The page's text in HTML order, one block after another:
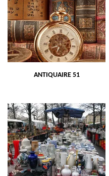
ANTIQUAIRE 51